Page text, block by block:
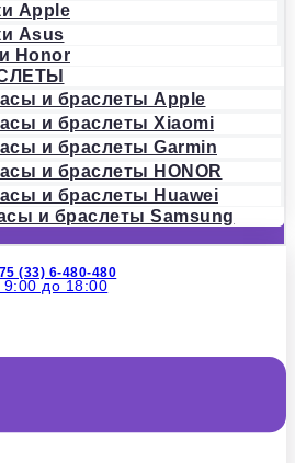
Apple
Asus
Honor
и браслеты Apple
и браслеты Xiaomi
и браслеты Garmin
и браслеты HONOR
и браслеты Huawei
и браслеты Samsung
(33) 6-480-480
9:00 до 18:00